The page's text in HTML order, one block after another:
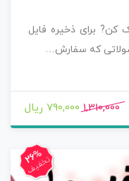
کن? برای ذخیره فایل
که سفارش…
1,310,000 790,000 ریال
26%
تخفیف